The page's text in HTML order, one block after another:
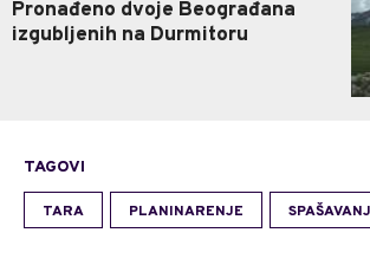
Pronađeno dvoje Beograđana
izgubljenih na Durmitoru
TAGOVI
TARA PLANINARENJE